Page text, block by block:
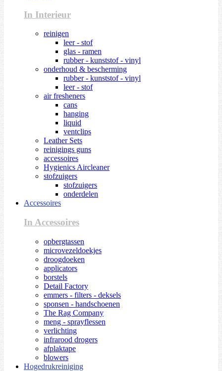
In Interieur
reinigen
leer - stof
glas - ramen
rubber - kunststof - vinyl
onderhoud & bescherming
rubber - kunststof - vinyl
leer - stof
air fresheners
cans
hanging
liquid
ventclips
Leather Sets
reinigings guns
accessoires
Hygienics Aircleaner
stofzuigers
stofzuigers
onderdelen
Accessoires
In Accessoires
opbergtassen
microvezeldoekjes
droogdoeken
applicators
borstels
Detail Factory
emmers - filters - deksels
sponsen - handschoenen
The Rag Company
meng - sprayflessen
verlichting
infrarood drogers
afplaktape
blowers
Hogedrukreiniging